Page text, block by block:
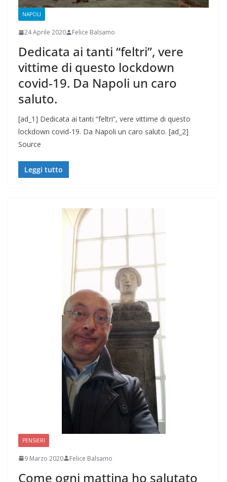
NAPOLI
24 Aprile 2020 Felice Balsamo
Dedicata ai tanti “feltri”, vere
vittime di questo lockdown
covid-19. Da Napoli un caro
saluto.
[ad_1] Dedicata ai tanti “feltri”, vere vittime di questo
lockdown covid-19. Da Napoli un caro saluto. [ad_2]
Source
Leggi tutto
PENSIERI
9 Marzo 2020 Felice Balsamo
Come ogni mattina ho salutato